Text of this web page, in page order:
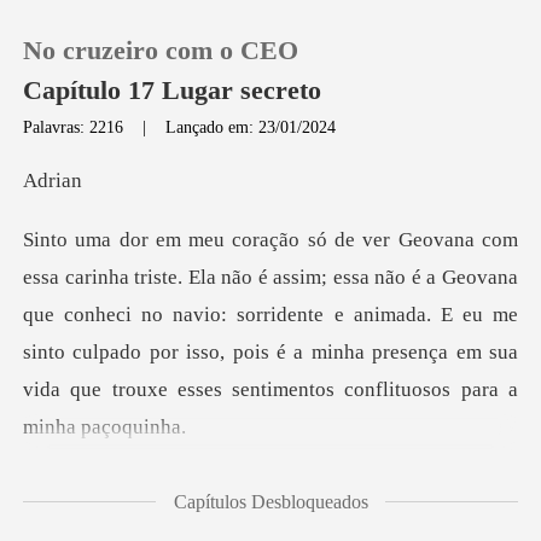
Loja
Histórico
Sair
No cruzeiro com o CEO
Capítulo 17 Lugar secreto
Palavras: 2216 |Lançado em: 23/01/2024
ri
o é a Geovana
que conheci no navio: sorridente e animada. E eu me
sinto culpado por isso, pois é
Capítulos Desbloqueados